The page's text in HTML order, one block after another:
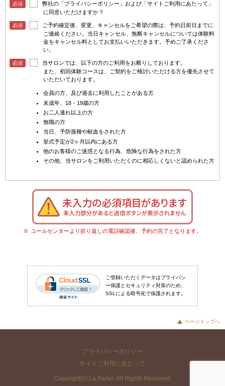
必須
弊社の「プライバシーポリシー」および「サイトご利用にあたって」
に同意いただけますか？
必須
ご予約確定後、変更、キャンセルをご希望の際は、予約日前日までに
ご連絡ください。当日キャンセル、無断キャンセルについては体験料
金をキャンセル料としてお支払いいただきます。予めご了承くださ
い。
必須
当サロンでは、以下の方のご利用をお断りしております。
また、初回体験コースは、ご契約をご検討いただける方を優先させて
いただいております。
会員の方、及び過去に利用したことがある方
未成年、18・19歳の方
お二人連れ以上の方
無職の方
当日、予防接種や献血をされた方
挙式予定が2ヶ月以内にある方
他のお客様のご迷惑となる行為、危険な行為をされた方
その他、当サロンをご利用いただくのに相応しくないと認められた方
コールセンターより折り返しの電話確認後、予約の完了となります。
ご登録いただくデータはプライバシ
ー保護とセキュリティ対策のため、
SSLによる暗号化で保護されます。
ページトップへ
プライバシーポリシー
サイトご利用にあたって
Copyright(c) La Parler. All Rights Reserved.